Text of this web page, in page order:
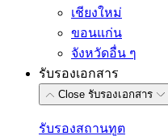
เชียงใหม่
ขอนแก่น
จังหวัดอื่น ๆ
รับรองเอกสาร
Close รับรองเอกสาร
รับรองสถานทูต